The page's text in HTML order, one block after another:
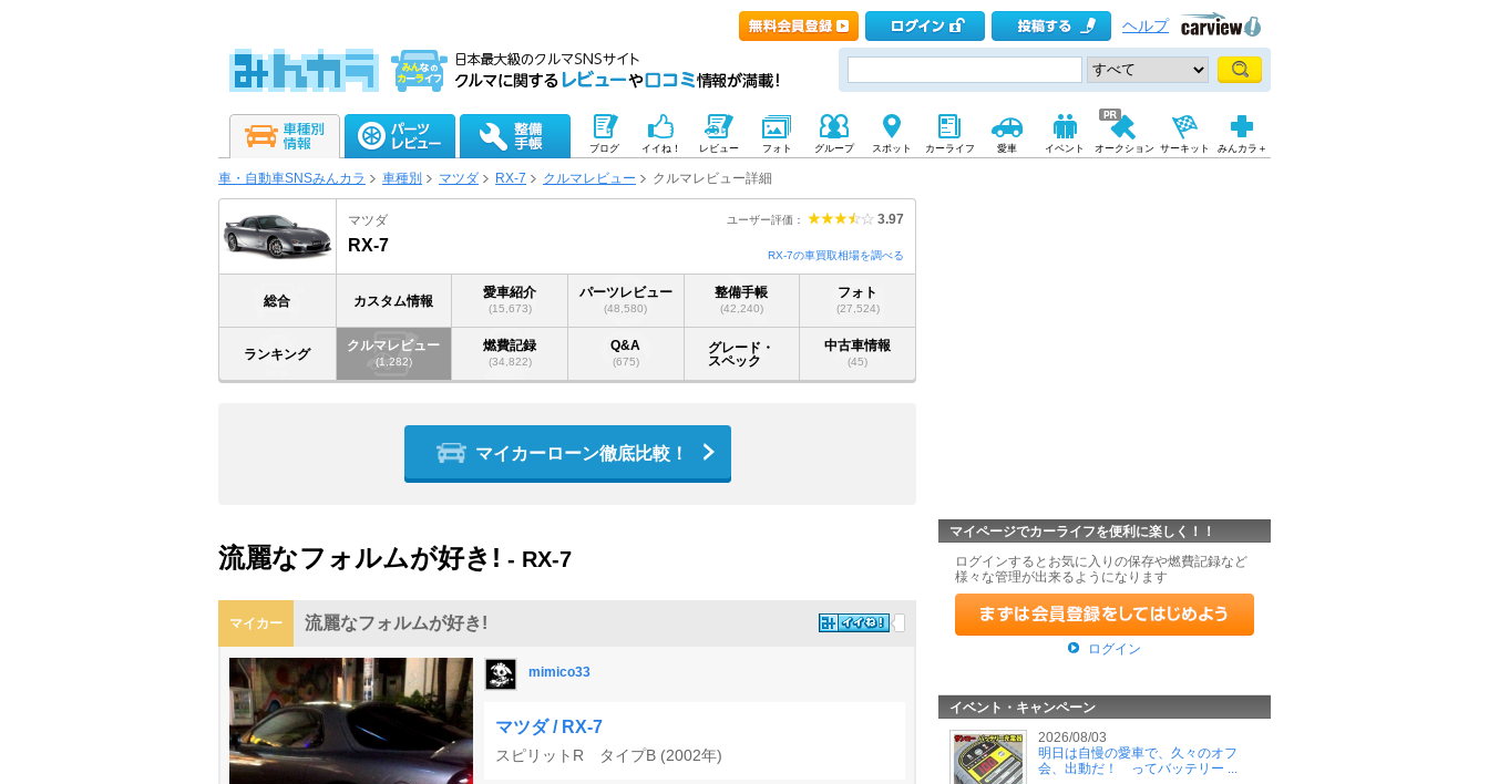
ヘルプ
ブログ イイね！ レビュー フォト グループ スポット カーライフ 愛車 イベント オークション サーキット みんカラ＋
車・自動車SNSみんカラ 車種別 マツダ RX-7 クルマレビュー クルマレビュー詳細
ユーザー評価： 3.97
マツダ
RX-7
RX-7の車買取相場を調べる
総合 カスタム情報
愛車紹介
(15,673)
パーツレビュー
(48,580)
整備手帳
(42,240)
フォト
(27,524)
ランキング
クルマレビュー
(1,282)
燃費記録
(34,822)
Q&A
(675)
グレード・
スペック
中古車情報
(45)
マイカーローン徹底比較！
流麗なフォルムが好き! - RX-7
マイカー 流麗なフォルムが好き!
mimico33
マツダ / RX-7
スピリットR タイプB (2002年)
マイページでカーライフを便利に楽しく！！
ログインするとお気に入りの保存や燃費記録など
様々な管理が出来るようになります
ログイン
イベント・キャンペーン
2026/08/03
明日は自慢の愛車で、久々のオフ
会、出動だ！ ってバッテリー ...